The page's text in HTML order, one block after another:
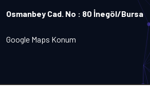
Osmanbey Cad. No : 80 İnegöl/Bursa
Google Maps Konum